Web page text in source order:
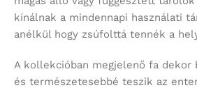
kínálnak a mindennapi használati
anélkül hogy zsúfolttá tennék a
A kollekcióban megjelenő fa dekor
és természetesebbé teszik az